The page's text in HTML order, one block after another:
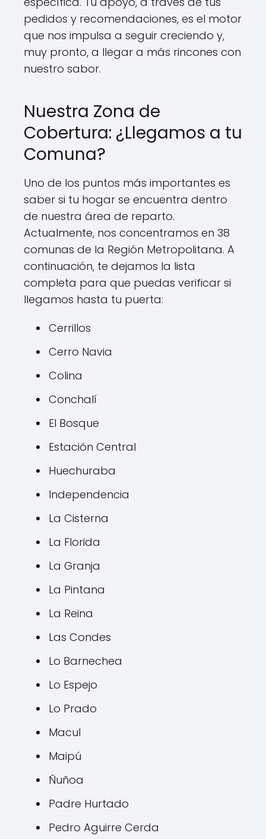
pedidos y recomendaciones, es el motor
que nos impulsa a seguir creciendo y,
muy pronto, a llegar a más rincones con
nuestro sabor.
Nuestra Zona de
Cobertura: ¿Llegamos a tu
Comuna?
Uno de los puntos más importantes es
saber si tu hogar se encuentra dentro
de nuestra área de reparto.
Actualmente, nos concentramos en 38
comunas de la Región Metropolitana. A
continuación, te dejamos la lista
completa para que puedas verificar si
llegamos hasta tu puerta:
Cerrillos
Cerro Navia
Colina
Conchalí
El Bosque
Estación Central
Huechuraba
Independencia
La Cisterna
La Florida
La Granja
La Pintana
La Reina
Las Condes
Lo Barnechea
Lo Espejo
Lo Prado
Macul
Maipú
Ñuñoa
Padre Hurtado
Pedro Aguirre Cerda